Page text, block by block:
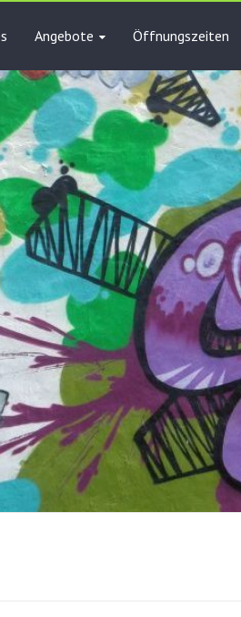
Angebote Öffnungszeiten